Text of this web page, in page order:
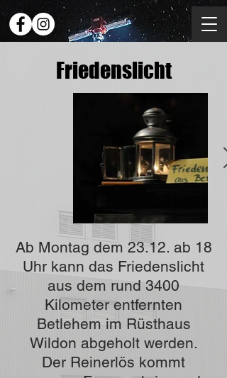
Friedenslicht
Ab Montag dem 23.12. ab 18
Uhr kann das Friedenslicht
aus dem rund 3400
Kilometer entfernten
Betlehem im Rüsthaus
Wildon abgeholt werden.
Der Reinerlös kommt